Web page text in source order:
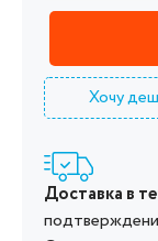
Хочу
Доставка в